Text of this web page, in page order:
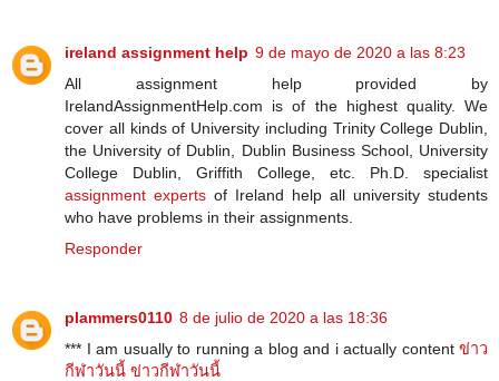
ireland assignment help 9 de mayo de 2020 a las 8:23
All assignment help provided by
IrelandAssignmentHelp.com is of the highest quality. We
cover all kinds of University including Trinity College Dublin,
the University of Dublin, Dublin Business School, University
College Dublin, Griffith College, etc. Ph.D. specialist
assignment experts of Ireland help all university students
who have problems in their assignments.
Responder
plammers0110 8 de julio de 2020 a las 18:36
*** I am usually to running a blog and i actually content ข่าว
กีฬาวันนี้ ข่าวกีฬาวันนี้